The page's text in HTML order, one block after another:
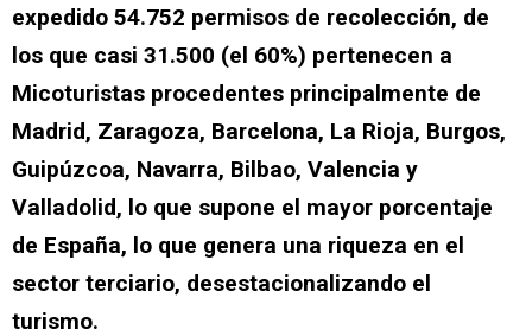
expedido 54.752 permisos de recolección, de
los que casi 31.500 (el 60%) pertenecen a
Micoturistas procedentes principalmente de
Madrid, Zaragoza, Barcelona, La Rioja, Burgos,
Guipúzcoa, Navarra, Bilbao, Valencia y
Valladolid, lo que supone el mayor porcentaje
de España, lo que genera una riqueza en el
sector terciario, desestacionalizando el
turismo.